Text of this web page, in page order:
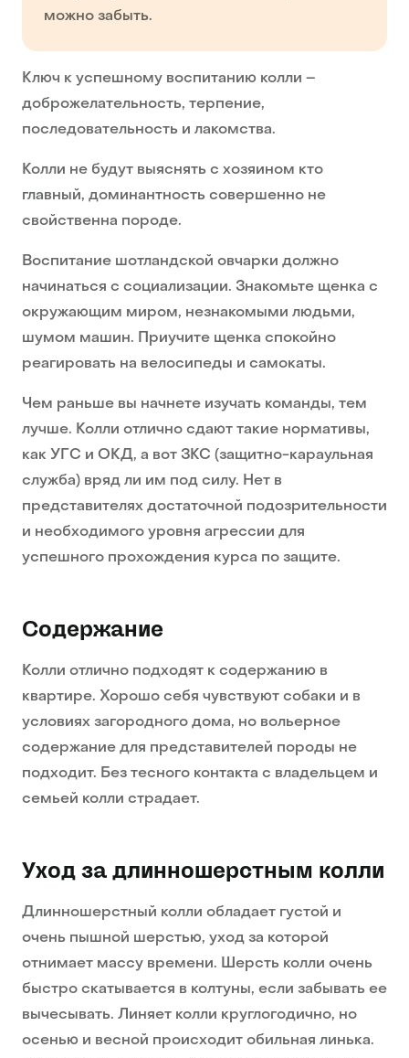
можно забыть.
Ключ к успешному воспитанию колли –
доброжелательность, терпение,
последовательность и лакомства.
Колли не будут выяснять с хозяином кто
главный, доминантность совершенно не
свойственна породе.
Воспитание шотландской овчарки должно
начинаться с социализации. Знакомьте щенка с
окружающим миром, незнакомыми людьми,
шумом машин. Приучите щенка спокойно
реагировать на велосипеды и самокаты.
Чем раньше вы начнете изучать команды, тем
лучше. Колли отлично сдают такие нормативы,
как УГС и ОКД, а вот ЗКС (защитно-караульная
служба) вряд ли им под силу. Нет в
представителях достаточной подозрительности
и необходимого уровня агрессии для
успешного прохождения курса по защите.
Содержание
Колли отлично подходят к содержанию в
квартире. Хорошо себя чувствуют собаки и в
условиях загородного дома, но вольерное
содержание для представителей породы не
подходит. Без тесного контакта с владельцем и
семьей колли страдает.
Уход за длинношерстным колли
Длинношерстный колли обладает густой и
очень пышной шерстью, уход за которой
отнимает массу времени. Шерсть колли очень
быстро скатывается в колтуны, если забывать ее
вычесывать. Линяет колли круглогодично, но
осенью и весной происходит обильная линька.